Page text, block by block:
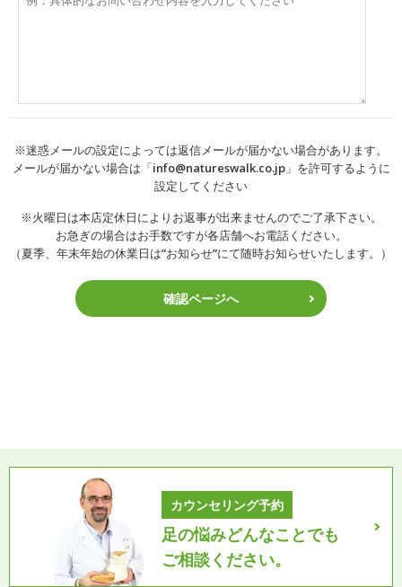
※迷惑メールの設定によっては返信メールが届かない場合があります。
メールが届かない場合は「info@natureswalk.co.jp」を許可するように
設定してください
※火曜日は本店定休日によりお返事が出来ませんのでご了承下さい。
お急ぎの場合はお手数ですが各店舗へお電話ください。
（夏季、年末年始の休業日は”お知らせ”にて随時お知らせいたします。）
カウンセリング予約
足の悩みどんなことでも
ご相談ください。